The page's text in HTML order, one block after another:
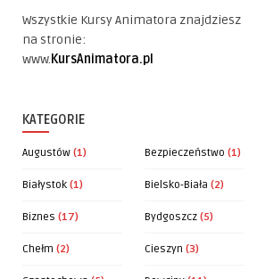
Wszystkie Kursy Animatora znajdziesz
na stronie:
www.KursAnimatora.pl
KATEGORIE
Augustów (1) Bezpieczeństwo (1)
Białystok (1) Bielsko-Biała (2)
Biznes (17) Bydgoszcz (5)
Chełm (2) Cieszyn (3)